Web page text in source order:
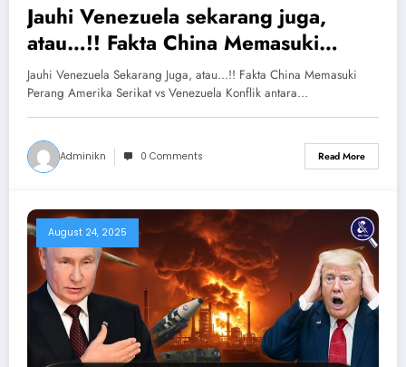
Jauhi Venezuela sekarang juga,
atau…!! Fakta China Memasuki
Perang Amerika Serikat vs
Venezuela
Jauhi Venezuela Sekarang Juga, atau...!! Fakta China Memasuki
Perang Amerika Serikat vs Venezuela Konflik antara…
Adminikn 0 Comments Read More
August 24, 2025